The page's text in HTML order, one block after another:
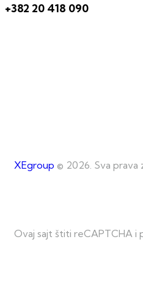
+382 20 418 090
XEgroup © 2026. Sva prava
Ovaj sajt štiti reCAPTCHA i